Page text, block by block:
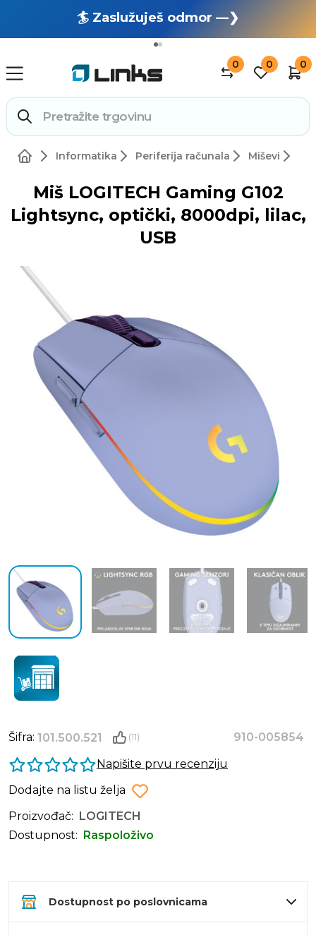
🏄 Zaslužuješ odmor —❯
🔥 OUTLET: TOTALNA RASPRODAJA —❯
0 0 0
Informatika Periferija računala Miševi
Miš LOGITECH Gaming G102
Lightsync, optički, 8000dpi, lilac,
USB
Šifra: 101.500.521 (11)
910-005854
Napišite prvu recenziju
Dodajte na listu želja
Proizvođač:
LOGITECH
Dostupnost:
Raspoloživo
Dostupnost po poslovnicama